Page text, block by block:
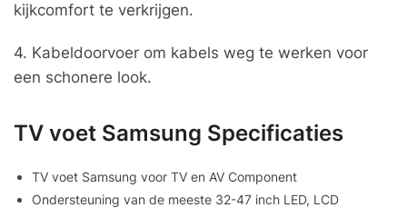
kijkcomfort te verkrijgen.
4. Kabeldoorvoer om kabels weg te werken voor
een schonere look.
TV voet Samsung Specificaties
TV voet Samsung voor TV en AV Component
Ondersteuning van de meeste 32-47 inch LED, LCD